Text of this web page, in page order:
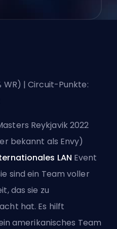
WR) | Circuit-Punkte:
Reykjavik 2022
bekannt als Envy)
LAN Event
sind ein Team voller
das sie zu
hat. Es hilft
amerikanisches Team